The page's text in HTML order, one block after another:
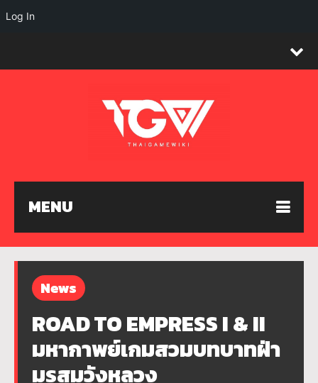
MENU
News
ROAD TO EMPRESS I & II
มหากาพย์เกมสวมบทบาทฝ่า
มรสุมวังหลวง
Log In